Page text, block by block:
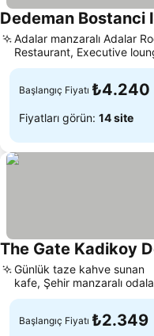
Dedeman Bostanci
Adalar manzaralı Adalar
Restaurant, Executive
ve ayrıcalıkları
Başlangıç Fiyatı ₺4.240
Fiyatları görün: 14 site
The Gate Kadikoy
Günlük taze kahve sunan
kafe, Şehir manzaralı
Başlangıç Fiyatı ₺2.349